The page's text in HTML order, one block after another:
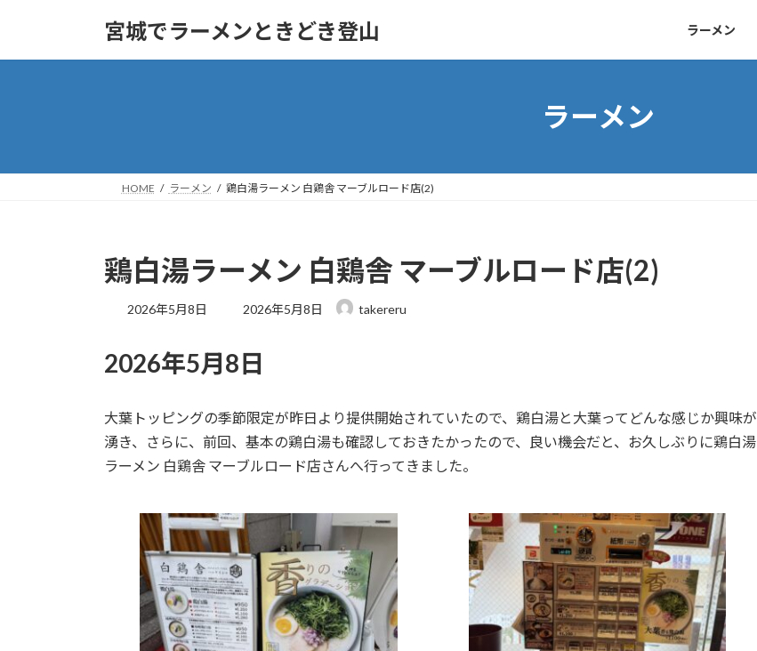
宮城でラーメンときどき登山 ラーメン
ラーメン
HOME ラーメン 鶏白湯ラーメン 白鶏舎 マーブルロード店(2)
鶏白湯ラーメン 白鶏舎 マーブルロード店(2)
2026年5月8日
最
新
日
:
2026年5月8日 takereru
2026年5月8日
大葉トッピングの季節限定が昨日より提供開始されていたので、鶏白湯と大葉ってどんな感じか興味が
湧き、さらに、前回、基本の鶏白湯も確認しておきたかったので、良い機会だと、お久しぶりに鶏白湯
ラーメン 白鶏舎 マーブルロード店さんへ行ってきました。